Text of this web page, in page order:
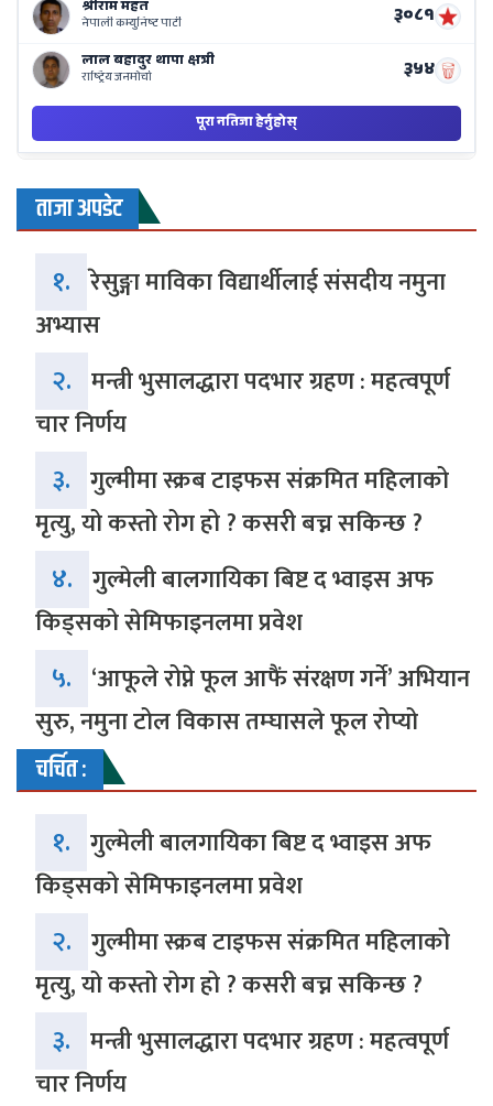
ताजा अपडेट
१. रेसुङ्गा माविका विद्यार्थीलाई संसदीय नमुना
अभ्यास
२. मन्त्री भुसालद्धारा पदभार ग्रहण : महत्वपूर्ण
चार निर्णय
३. गुल्मीमा स्क्रब टाइफस संक्रमित महिलाको
मृत्यु, यो कस्तो रोग हो ? कसरी बच्न सकिन्छ ?
४. गुल्मेली बालगायिका बिष्ट द भ्वाइस अफ
किड्सको सेमिफाइनलमा प्रवेश
५. ‘आफूले रोप्ने फूल आफैं संरक्षण गर्ने’ अभियान
सुरु, नमुना टोल विकास तम्घासले फूल रोप्यो
चर्चित :
१. गुल्मेली बालगायिका बिष्ट द भ्वाइस अफ
किड्सको सेमिफाइनलमा प्रवेश
२. गुल्मीमा स्क्रब टाइफस संक्रमित महिलाको
मृत्यु, यो कस्तो रोग हो ? कसरी बच्न सकिन्छ ?
३. मन्त्री भुसालद्धारा पदभार ग्रहण : महत्वपूर्ण
चार निर्णय